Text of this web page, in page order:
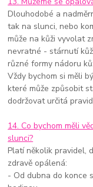
Dlouhodobé a
tak na slunci, nebo
může na kůži vyvolat
nevratné - stárnutí
různé formy nádoru
Vždy bychom si měli
které může způsobit
dodržovat určitá
14. Co bychom měli
slunci?
Platí několik pravidel,
zdravě opálená:
- Od dubna do konce